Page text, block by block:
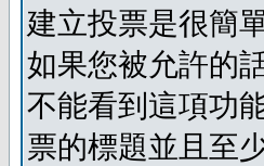
建立投票是很簡
如果您被允許的
不能看到這項功
票的標題並且至